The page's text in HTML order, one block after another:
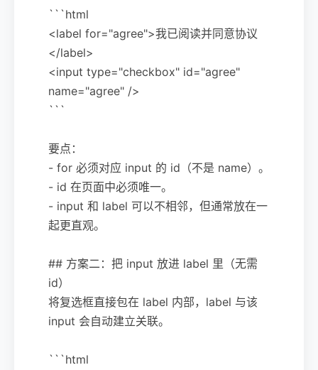
```html
<label for="agree">我已阅读并同意协议
</label>
<input type="checkbox" id="agree"
name="agree" />
```
要点：
- for 必须对应 input 的 id（不是 name）。
- id 在页面中必须唯一。
- input 和 label 可以不相邻，但通常放在一
起更直观。
## 方案二：把 input 放进 label 里（无需
id）
将复选框直接包在 label 内部，label 与该
input 会自动建立关联。
```html